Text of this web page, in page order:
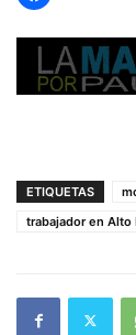
ETIQUETAS
trabajador en Alto